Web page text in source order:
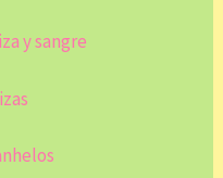
y sangre